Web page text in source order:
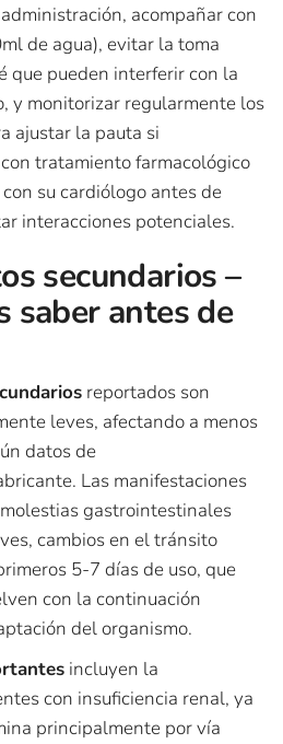
acompañar con
de agua), evitar la toma
que pueden interferir con la
y monitorizar regularmente los
ajustar la pauta si
tratamiento farmacológico
su cardiólogo antes de
interacciones potenciales.
secundarios –
saber antes de
reportados son
leves, afectando a menos
datos de
Las manifestaciones
gastrointestinales
cambios en el tránsito
5-7 días de uso, que
con la continuación
del organismo.
incluyen la
con insuficiencia renal, ya
principalmente por vía